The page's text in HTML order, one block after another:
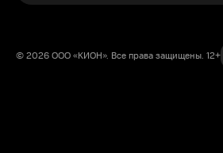
© 2026 ООО «КИОН». Все права защищены. 12+